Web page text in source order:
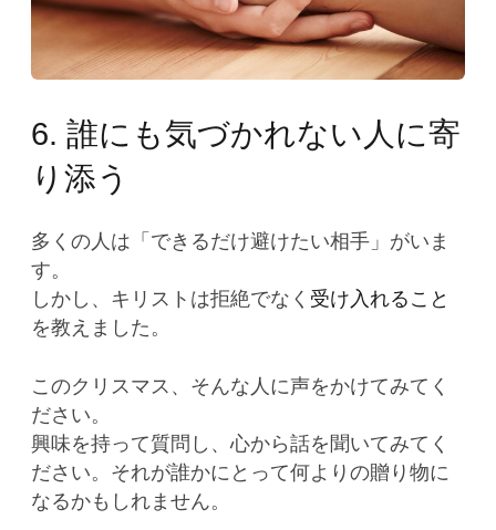
6. 誰にも気づかれない人に寄
り添う
多くの人は「できるだけ避けたい相手」がいま
す。
しかし、キリストは拒絶でなく 受け入れること
を教えました。
このクリスマス、そんな人に声をかけてみてく
ださい。
興味を持って質問し、心から話を聞いてみてく
ださい。それが誰かにとって何よりの贈り物に
なるかもしれません。